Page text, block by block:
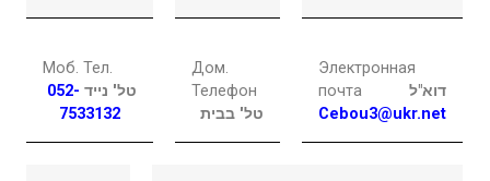
Моб. Тел.
טל' נייד 052-
7533132
Дом.
Телефон
טל' בבית
Электронная
почта
דוא"ל
Cebou3@ukr.net